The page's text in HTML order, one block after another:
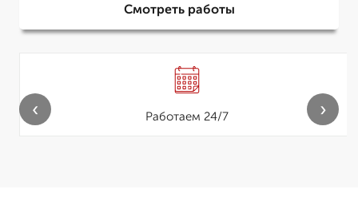
Смотреть работы
Работаем 24/7
‹ ›